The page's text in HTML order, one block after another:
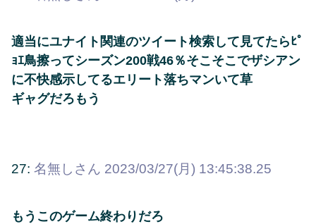
適当にユナイト関連のツイート検索して見てたらﾋﾟ
ｮｴ鳥擦ってシーズン200戦46％そこそこでザシアン
に不快感示してるエリート落ちマンいて草
ギャグだろもう
27: 名無しさん 2023/03/27(月) 13:45:38.25
もうこのゲーム終わりだろ